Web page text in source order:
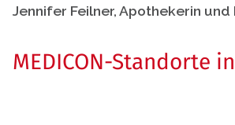
Jennifer Feilner, Apothekerin und
MEDICON-Standorte